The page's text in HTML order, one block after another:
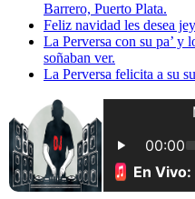
Barrero, Puerto Plata.
Feliz navidad les desea
La Perversa con su pa’ y
soñaban ver.
La Perversa felicita a su